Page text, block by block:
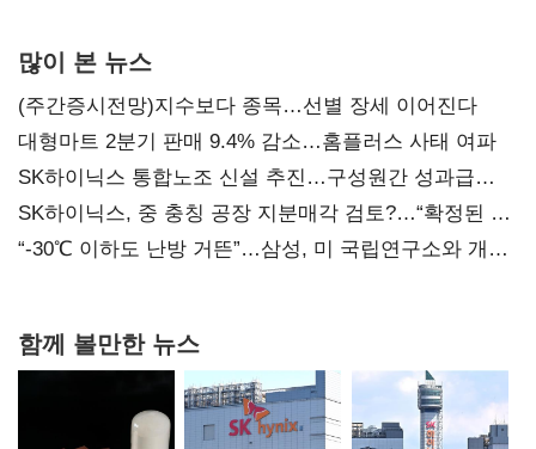
많이 본 뉴스
(주간증시전망)지수보다 종목…선별 장세 이어진다
대형마트 2분기 판매 9.4% 감소…홈플러스 사태 여파
SK하이닉스 통합노조 신설 추진…구성원간 성과급
불만 확산
SK하이닉스, 중 충칭 공장 지분매각 검토?…“확정된 바
없어”
“-30℃ 이하도 난방 거뜬”…삼성, 미 국립연구소와 개발
함께 볼만한 뉴스